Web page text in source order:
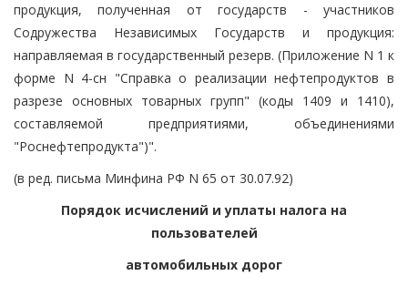
продукция, полученная от государств - участников
Содружества Независимых Государств и продукция:
направляемая в государственный резерв. (Приложение N 1 к
форме N 4-сн "Справка о реализации нефтепродуктов в
разрезе основных товарных групп" (коды 1409 и 1410),
составляемой предприятиями, объединениями
"Роснефтепродукта")".
(в ред. письма Минфина РФ N 65 от 30.07.92)
Порядок исчислений и уплаты налога на
пользователей
автомобильных дорог